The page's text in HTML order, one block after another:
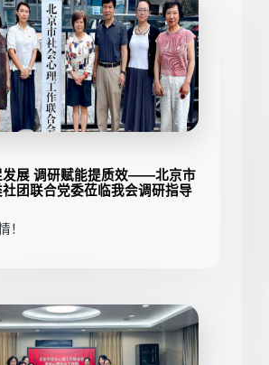
发展 调研赋能提质效——北京市
社团联合党委莅临我会调研指导
！